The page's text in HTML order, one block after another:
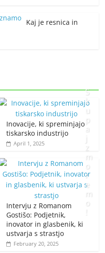
Kaj je resnica in
Inovacije, ki spreminjajo
tiskarsko industrijo
April 1, 2025
Intervju z Romanom
Gostišo: Podjetnik,
inovator in glasbenik, ki
ustvarja s strastjo
February 20, 2025
S
k
p
a
z
m
o
r
e
m
o
!